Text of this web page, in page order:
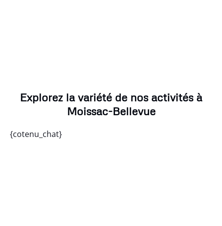
Explorez la variété de nos activités à
Moissac-Bellevue
{cotenu_chat}